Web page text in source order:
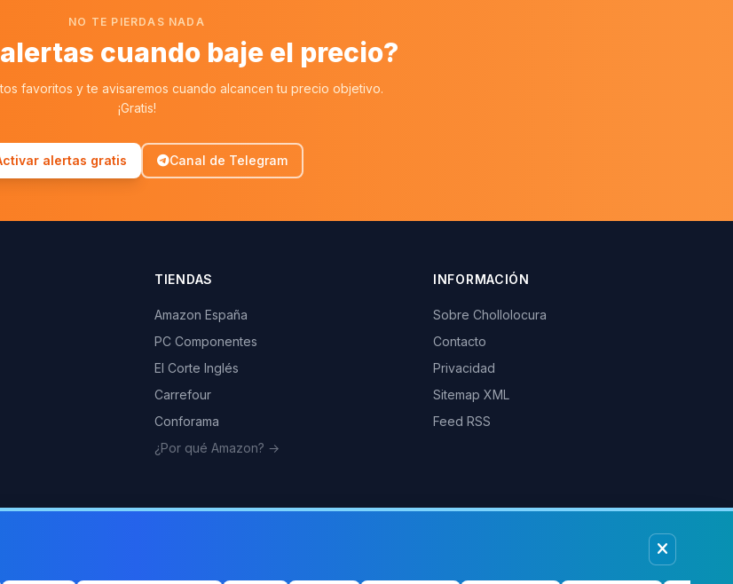
NO TE PIERDAS NADA
cuando baje el precio?
favoritos y te avisaremos cuando alcancen tu precio objetivo.
¡Gratis!
alertas gratis Canal de Telegram
TIENDAS
Amazon España
PC Componentes
El Corte Inglés
Carrefour
Conforama
¿Por qué Amazon? →
INFORMACIÓN
Sobre Chollolocura
Contacto
Privacidad
Sitemap XML
Feed RSS
Como afiliados de Amazon, PC Componentes y otras tiendas podemos
ganar comisiones por las compras realizadas a través de nuestros enlaces.